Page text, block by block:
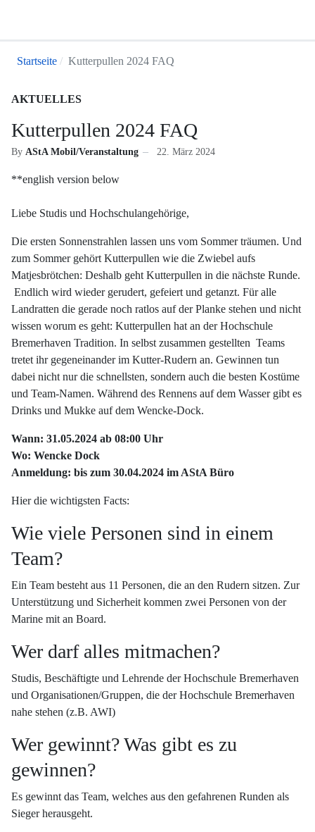
Startseite Kutterpullen 2024 FAQ
AKTUELLES
Kutterpullen 2024 FAQ
By AStA Mobil/Veranstaltung 22. März 2024
**english version below
Liebe Studis und Hochschulangehörige,
Die ersten Sonnenstrahlen lassen uns vom Sommer träumen. Und
zum Sommer gehört Kutterpullen wie die Zwiebel aufs
Matjesbrötchen: Deshalb geht Kutterpullen in die nächste Runde.
Endlich wird wieder gerudert, gefeiert und getanzt. Für alle
Landratten die gerade noch ratlos auf der Planke stehen und nicht
wissen worum es geht: Kutterpullen hat an der Hochschule
Bremerhaven Tradition. In selbst zusammen gestellten Teams
tretet ihr gegeneinander im Kutter-Rudern an. Gewinnen tun
dabei nicht nur die schnellsten, sondern auch die besten Kostüme
und Team-Namen. Während des Rennens auf dem Wasser gibt es
Drinks und Mukke auf dem Wencke-Dock.
Wann: 31.05.2024 ab 08:00 Uhr
Wo: Wencke Dock
Anmeldung: bis zum 30.04.2024 im AStA Büro
Hier die wichtigsten Facts:
Wie viele Personen sind in einem
Team?
Ein Team besteht aus 11 Personen, die an den Rudern sitzen. Zur
Unterstützung und Sicherheit kommen zwei Personen von der
Marine mit an Board.
Wer darf alles mitmachen?
Studis, Beschäftigte und Lehrende der Hochschule Bremerhaven
und Organisationen/Gruppen, die der Hochschule Bremerhaven
nahe stehen (z.B. AWI)
Wer gewinnt? Was gibt es zu
gewinnen?
Es gewinnt das Team, welches aus den gefahrenen Runden als
Sieger herausgeht.